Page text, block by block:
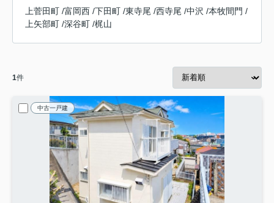
上菅田町 /富岡西 /下田町 /東寺尾 /西寺尾 /中沢 /本牧間門 /
上矢部町 /深谷町 /梶山
1件
中古一戸建